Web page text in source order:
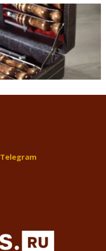
Telegram